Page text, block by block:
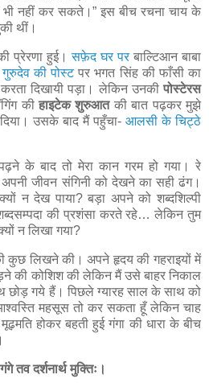
भी नहीं कर सकते।” इस बीच रचना चाय के
थीं।
प्रेरणा हुई।सफ़ेद घर पर बाल्टिआन बाबा
गुरुदेव की पोस्टपर भगत सिंह की फाँसी का
दिखायी पड़ा। लेकिन उनकीपोस्टेरस
कीहाइटेक शुरुआतकी बात पढ़कर मुझे
उसके बाद मैं पहुँचा- आलसी के चिट्ठे
के बाद तो मेरा कान गरम हो गया। रे
जीवन संगिनी को देखने का सही ढंग।
न देख पाया? बड़ा अपने को शब्दशिल्पी
की प्रशंसा करते रहे… लेकिन तुम
न लिखा गया?
कुछ लिखने की। अपने हृदय की गहराइयों में
की कोशिश की लेकिन मैं उसे बाहर निकाल
छोड़ गये हैं। पिछले ग्यारह साल के साथ को
महसूस तो कर सकता हूँ लेकिन चाह
होकर बहती हुई गंगा की धारा के बीच
गंगे तव दर्शनार्थ मुक्तिः।